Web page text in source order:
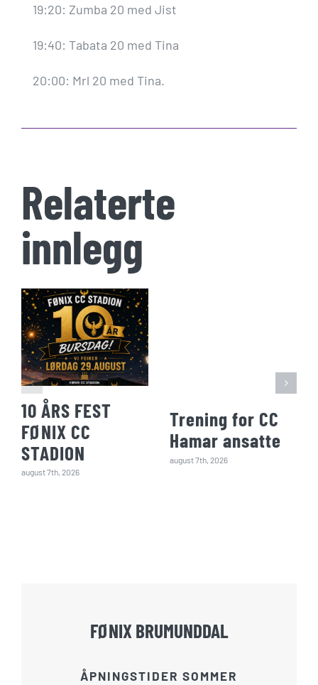
19:20: Zumba 20 med Jist
19:40: Tabata 20 med Tina
20:00: Mrl 20 med Tina.
Relaterte
innlegg
10 ÅRS FEST
FØNIX CC
STADION
august 7th, 2026
Trening for CC
Hamar ansatte
august 7th, 2026
FØNIX BRUMUNDDAL
ÅPNINGSTIDER SOMMER